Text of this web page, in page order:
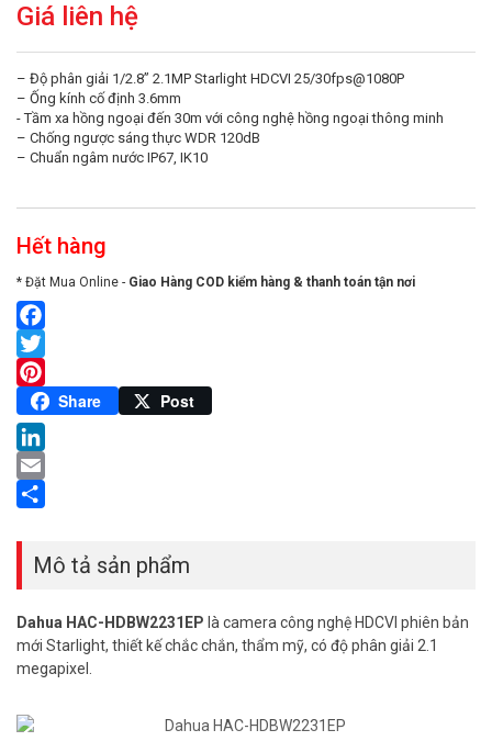
Giá liên hệ
– Độ phân giải 1/2.8” 2.1MP Starlight HDCVI 25/30fps@1080P
– Ống kính cố định 3.6mm
​- Tầm xa hồng ngoại đến 30m với công nghệ hồng ngoại thông minh
– Chống ngược sáng thực WDR 120dB
– Chuẩn ngâm nước IP67, IK10
Hết hàng
* Đặt Mua Online - Giao Hàng COD kiểm hàng & thanh toán tận nơi
Facebook
Twitter
Pinterest
Share Post
LinkedIn
Email
Mô tả sản phẩm
Dahua HAC-HDBW2231EP là camera công nghệ HDCVI phiên bản
mới Starlight, thiết kế chắc chắn, thẩm mỹ, có độ phân giải 2.1
megapixel.